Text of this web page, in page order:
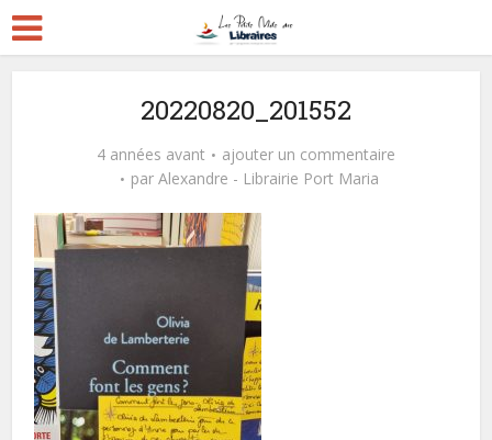
20220820_201552
4 années avant
ajouter un commentaire
par Alexandre - Librairie Port Maria